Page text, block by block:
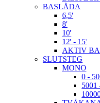
BASLÅDA
6,5'
8'
10'
12' - 15'
AKTIV
SLUTSTEG
MONO
0 -
5001